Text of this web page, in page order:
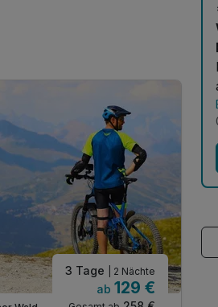
3 Tage | 2 Nächte
ab 129 €